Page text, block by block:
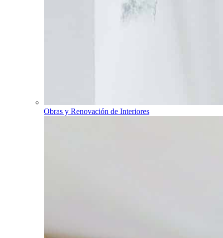
Obras y Renovación de Interiores